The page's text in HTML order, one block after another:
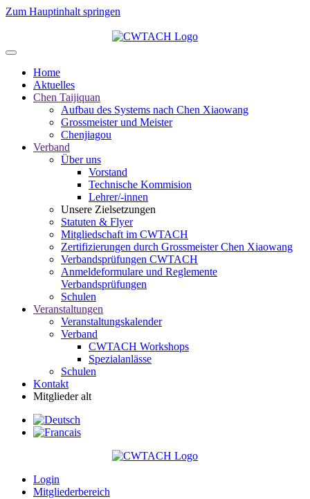
Zum Hauptinhalt springen
Home
Aktuelles
Chen Taijiquan
Aufbau des Systems nach Chen Xiaowang
Grossmeister und Meister
Chenjiagou
Verband
Über uns
Vorstand
Technische Kommision
Lehrer/-innen
Unsere Zielsetzungen
Statuten & Flyer
Mitgliedschaft im CWTACH
Zertifizierungen durch Grossmeister Chen Xiaowang
Verbandsprüfungen CWTACH
Anmeldeformulare und Reglemente
Verbandsprüfungen
Schulen
Veranstaltungen
Veranstaltungskalender
Verband
CWTACH Workshops
Spezialanlässe
Schulen
Kontakt
Mitglieder alt
Login
Mitgliederbereich